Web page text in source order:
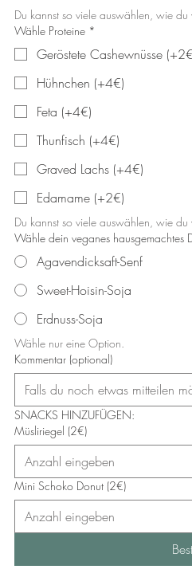
Du kannst so viele auswählen, wie du
Wähle Proteine *
Geröstete Cashewnüsse
Hühnchen (+4€)
Feta (+4€)
Thunfisch (+4€)
Graved Lachs (+4€)
Edamame (+2€)
Du kannst so viele auswählen, wie du
Wähle dein veganes hausgemachtes
Agavendicksaft-Senf
Sweet-Hoisin-Soja
Erdnuss-Soja
Wähle nur eine Option.
Kommentar (optional)
SNACKS HINZUFÜGEN:
Müsliriegel (2€)
Mini Schoko Donut (2€)